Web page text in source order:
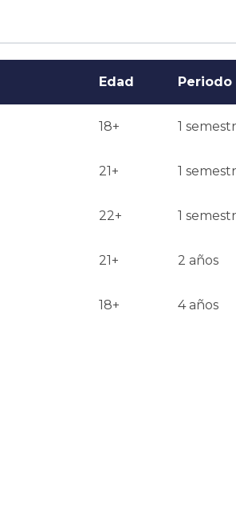
Edad Periodo
18+ 1
21+ 1
22+ 1
21+ 2 años
18+ 4 años